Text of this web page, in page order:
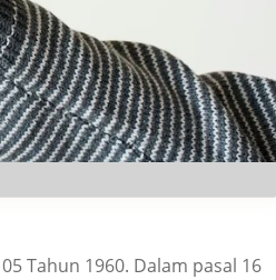
Tahun 1960. Dalam pasal 16